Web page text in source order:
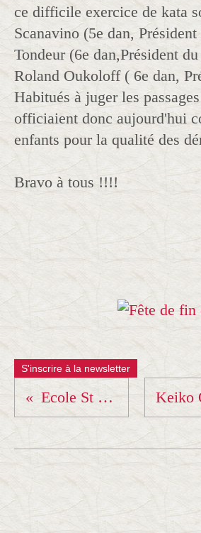
ce difficile exercice de kata
Scanavino (5e dan,
Tondeur (6e dan,Président
Roland Oukoloff ( 6e dan,
Habitués à juger les
officiaient donc aujourd'hui
enfants pour la qualité des
Bravo à tous !!!!
S'inscrire à la newsletter
Ecole St Joseph